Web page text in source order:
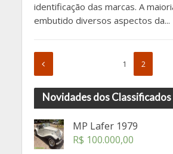
identificação das marcas. A
embutido diversos aspectos da...
1 2
Novidades dos Classificados
MP Lafer 1979
R$ 100.000,00